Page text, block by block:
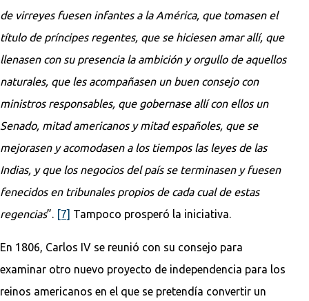
de virreyes fuesen infantes a la América, que tomasen el
título de príncipes regentes, que se hiciesen amar allí, que
llenasen con su presencia la ambición y orgullo de aquellos
naturales, que les acompañasen un buen consejo con
ministros responsables, que gobernase allí con ellos un
Senado, mitad americanos y mitad españoles, que se
mejorasen y acomodasen a los tiempos las leyes de las
Indias, y que los negocios del país se terminasen y fuesen
fenecidos en tribunales propios de cada cual de estas
regencias”. [7] Tampoco prosperó la iniciativa.
En 1806, Carlos IV se reunió con su consejo para
examinar otro nuevo proyecto de independencia para los
reinos americanos en el que se pretendía convertir un